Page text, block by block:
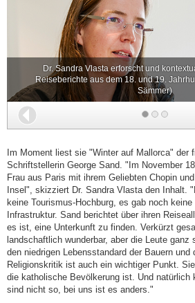
Dr. Sandra Vlasta erforscht und
Reiseberichte aus dem 18. und 19.
Sämmer)
Zurück
Im Moment liest sie "Winter auf Mallorca" der
Schriftstellerin George Sand. "Im November
Frau aus Paris mit ihrem Geliebten Chopin
Insel", skizziert Dr. Sandra Vlasta den Inhalt.
keine Tourismus-Hochburg, es gab noch
Infrastruktur. Sand berichtet über ihren
es ist, eine Unterkunft zu finden. Verkürzt
landschaftlich wunderbar, aber die Leute
den niedrigen Lebensstandard der Bauern und
Religionskritik ist auch ein wichtiger Punkt.
die katholische Bevölkerung ist. Und natürlich
sind nicht so, bei uns ist es anders."